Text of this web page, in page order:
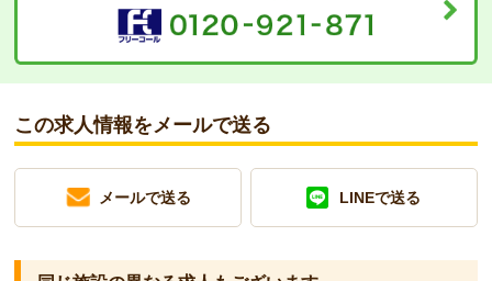
この求人情報をメールで送る
メールで送る LINEで送る